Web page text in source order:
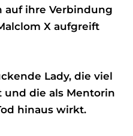
auf ihre Verbindung
X aufgreift
Lady, die viel
die als Mentorin
hinaus wirkt.